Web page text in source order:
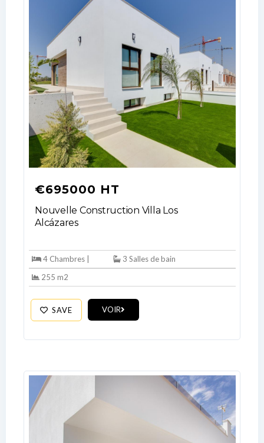
€695000 HT
Nouvelle Construction Villa Los
Alcázares
4 Chambres |
3 Salles de bain
255 m2
SAVE VOIR
Don't have an account?
your administrator.